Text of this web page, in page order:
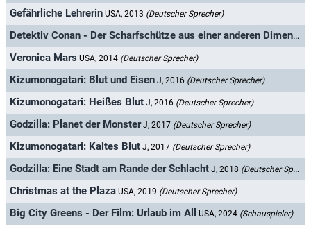
Gefährliche Lehrerin USA, 2013 (Deutscher Sprecher)
Detektiv Conan - Der Scharfschütze aus einer anderen Dimension
Veronica Mars USA, 2014 (Deutscher Sprecher)
Kizumonogatari: Blut und Eisen J, 2016 (Deutscher Sprecher)
Kizumonogatari: Heißes Blut J, 2016 (Deutscher Sprecher)
Godzilla: Planet der Monster J, 2017 (Deutscher Sprecher)
Kizumonogatari: Kaltes Blut J, 2017 (Deutscher Sprecher)
Godzilla: Eine Stadt am Rande der Schlacht J, 2018 (Deutscher Sprecher)
Christmas at the Plaza USA, 2019 (Deutscher Sprecher)
Big City Greens - Der Film: Urlaub im All USA, 2024 (Schauspieler)